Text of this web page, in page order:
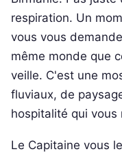
respiration. Un
vous vous
même monde que
veille. C'est une
fluviaux, de
hospitalité qui vous
Le Capitaine vous